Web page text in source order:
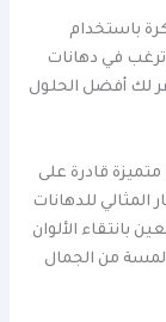
باستخدام
ترغب في دهانات
لك أفضل الحلول
متميزة قادرة على
المثالي للدهانات
بانتقاء الألوان
لمسة من الجمال